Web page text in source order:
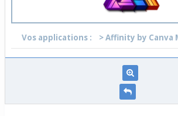
Vos applications : > Affinity by Canva